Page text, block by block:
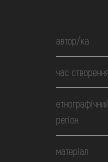
автор/ка
час створення
етнографічний
регіон
матеріал